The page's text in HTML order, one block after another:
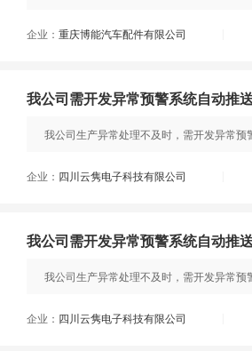
企业： 重庆博能汽车配件有限公司
我公司需开发异常预警系统自动推
我公司生产异常处理不及时，需开发异常
企业： 四川云隽电子科技有限公司
我公司需开发异常预警系统自动推
我公司生产异常处理不及时，需开发异常
企业： 四川云隽电子科技有限公司